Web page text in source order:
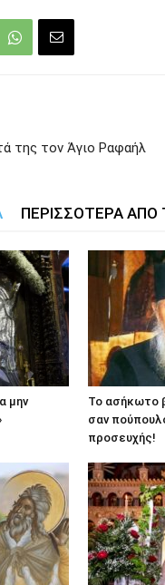
της τον Άγιο Ραφαήλ
ΠΕΡΙΣΣΟΤΕΡΑ
μην
Το ασήκωτο
σαν
προσευχής!